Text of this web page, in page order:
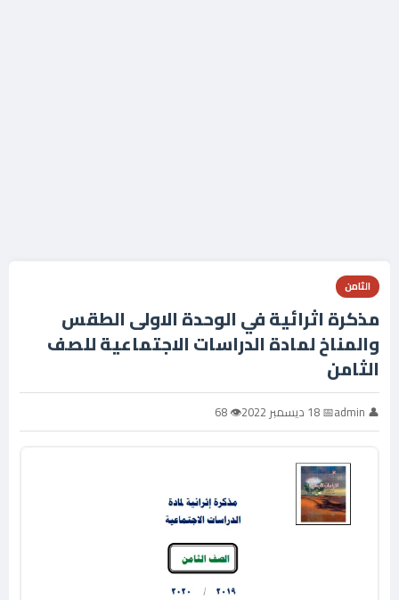
الثامن
مذكرة اثرائية في الوحدة الاولى الطقس
والمناخ لمادة الدراسات الاجتماعية للصف
الثامن
👤 admin 📅 18 ديسمبر 2022 👁 68